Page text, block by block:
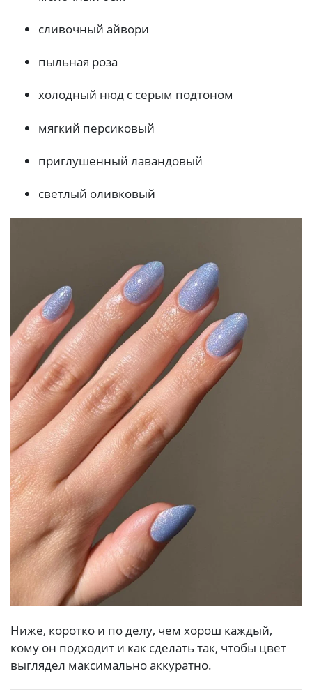
сливочный айвори
пыльная роза
холодный нюд с серым подтоном
мягкий персиковый
приглушенный лавандовый
светлый оливковый
Ниже, коротко и по делу, чем хорош каждый,
кому он подходит и как сделать так, чтобы цвет
выглядел максимально аккуратно.